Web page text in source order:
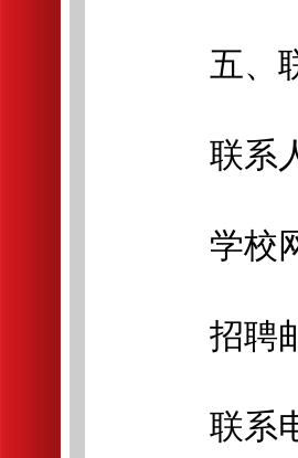
五、联
联系人
学校网
招聘邮
联系电